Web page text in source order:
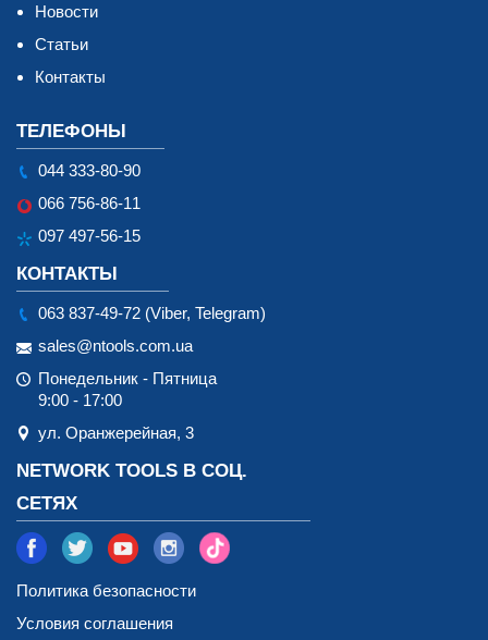
Новости
Статьи
Контакты
ТЕЛЕФОНЫ
044 333-80-90
066 756-86-11
097 497-56-15
КОНТАКТЫ
063 837-49-72 (Viber, Telegram)
sales@ntools.com.ua
Понедельник - Пятница
9:00 - 17:00
ул. Оранжерейная, 3
NETWORK TOOLS В СОЦ.
СЕТЯХ
Политика безопасности
Условия соглашения